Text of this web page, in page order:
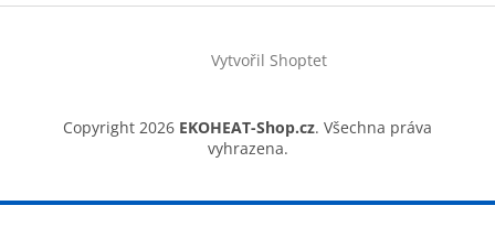
Vytvořil Shoptet
Copyright 2026 EKOHEAT-Shop.cz. Všechna práva
vyhrazena.